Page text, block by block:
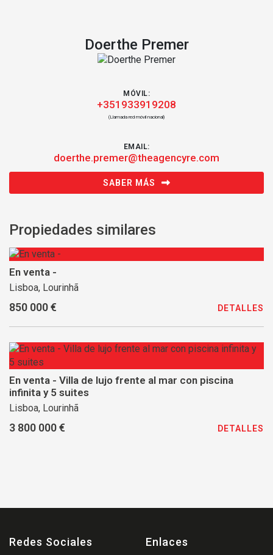
Doerthe Premer
MÓVIL:
+351933919208
(Llamada red móvil nacional)
EMAIL:
doerthe.premer@theagencyre.com
SABER MÁS
Propiedades similares
En venta -
Lisboa, Lourinhã
850 000 € DETALLES
En venta - Villa de lujo frente al mar con piscina
infinita y 5 suites
Lisboa, Lourinhã
3 800 000 € DETALLES
Redes Sociales Enlaces